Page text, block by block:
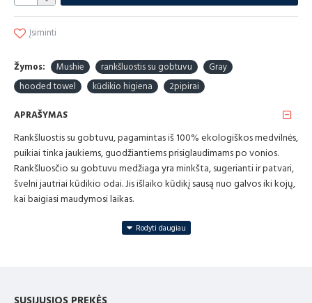
Įsiminti
Žymos: Mushie rankšluostis su gobtuvu
Gray
hooded towel
kūdikio higiena 2pipirai
APRAŠYMAS
Rankšluostis su gobtuvu, pagamintas iš 100% ekologiškos medvilnės,
puikiai tinka jaukiems, guodžiantiems prisiglaudimams po vonios.
Rankšluosčio su gobtuvu medžiaga yra minkšta, sugerianti ir patvari,
švelni jautriai kūdikio odai. Jis išlaiko kūdikį sausą nuo galvos iki kojų,
kai baigiasi maudymosi laikas.